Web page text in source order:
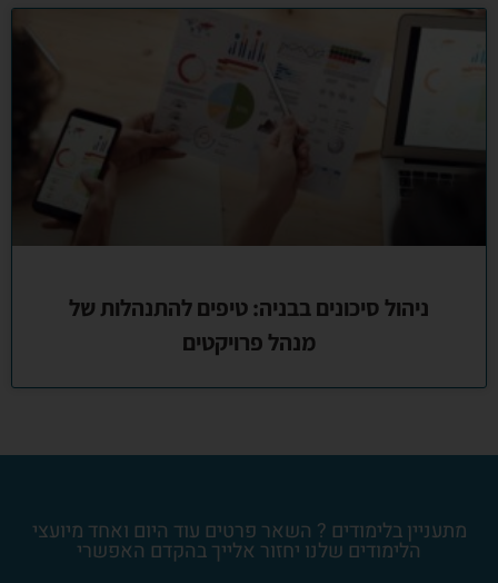
ניהול סיכונים בבניה: טיפים להתנהלות של
מנהל פרויקטים
מתעניין בלימודים ? השאר פרטים עוד היום ואחד מיועצי
הלימודים שלנו יחזור אלייך בהקדם האפשרי